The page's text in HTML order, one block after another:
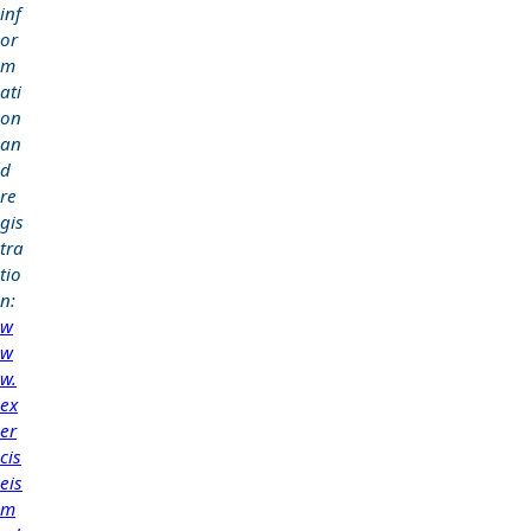
inf
or
m
ati
on
an
d
re
gis
tra
tio
n:
w
w
w.
ex
er
cis
eis
m